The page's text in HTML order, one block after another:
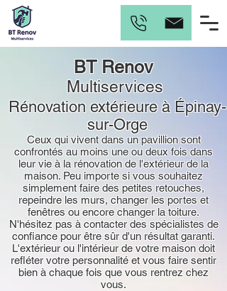
BT Renov
Multiservices
Rénovation extérieure à Épinay-
sur-Orge
Ceux qui vivent dans un pavillion sont
confrontés au moins une ou deux fois dans
leur vie à la rénovation de l'extérieur de la
maison. Peu importe si vous souhaitez
simplement faire des petites retouches,
repeindre les murs, changer les portes et
fenêtres ou encore changer la toiture.
N'hésitez pas à contacter des spécialistes de
confiance pour être sûr d'un résultat garanti.
L'extérieur ou l'intérieur de votre maison doit
refléter votre personnalité et vous faire sentir
bien à chaque fois que vous rentrez chez
vous.